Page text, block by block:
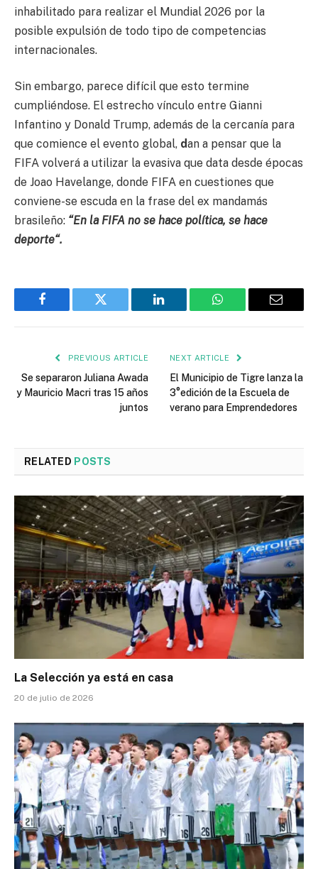
inhabilitado para realizar el Mundial 2026 por la
posible expulsión de todo tipo de competencias
internacionales.
Sin embargo, parece difícil que esto termine
cumpliéndose. El estrecho vínculo entre Gianni
Infantino y Donald Trump, además de la cercanía para
que comience el evento global, dan a pensar que la
FIFA volverá a utilizar la evasiva que data desde épocas
de Joao Havelange, donde FIFA en cuestiones que
conviene-se escuda en la frase del ex mandamás
brasileño: “En la FIFA no se hace política, se hace
deporte“.
Facebook Twitter LinkedIn WhatsApp Email
PREVIOUS ARTICLE
Se separaron Juliana Awada
y Mauricio Macri tras 15 años
juntos
NEXT ARTICLE
El Municipio de Tigre lanza la
3°edición de la Escuela de
verano para Emprendedores
RELATED POSTS
La Selección ya está en casa
20 de julio de 2026